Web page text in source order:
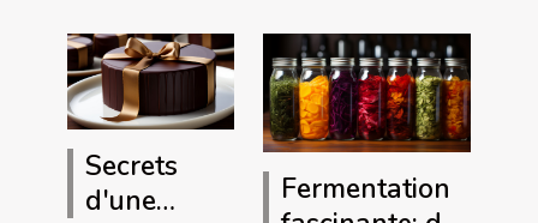
Secrets
d'une
Fermentation